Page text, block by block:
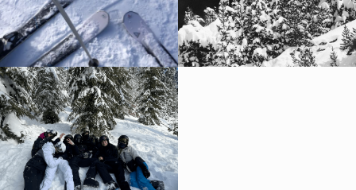
Имя
Телефон